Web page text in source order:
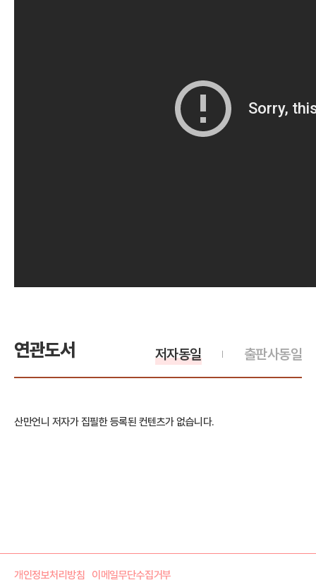
연관도서 출판사동일
저자동일
산만언니 저자가 집필한 등록된 컨텐츠가 없습니다.
개인정보처리방침 이메일무단수집거부